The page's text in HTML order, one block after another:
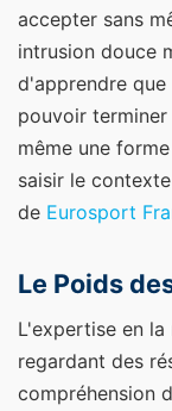
accepter sans
intrusion douce
d'apprendre que
pouvoir
même une
saisir le
de Eurosport
Le Poids
L'expertise en
regardant des
compréhension